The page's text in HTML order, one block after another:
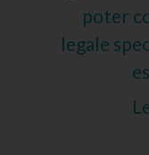
poter
legale